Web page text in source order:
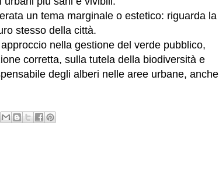
un tema marginale o estetico: riguarda la
stesso della città.
nella gestione del verde pubblico,
corretta, sulla tutela della biodiversità e
degli alberi nelle aree urbane, anche